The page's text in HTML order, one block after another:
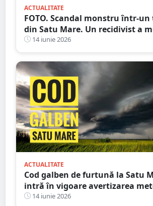
ACTUALITATE
FOTO. Scandal monstru într-
din Satu Mare. Un recidivist a
polițist de mână
14 iunie 2026
ACTUALITATE
Cod galben de furtună la Satu
intră în vigoare avertizarea
14 iunie 2026